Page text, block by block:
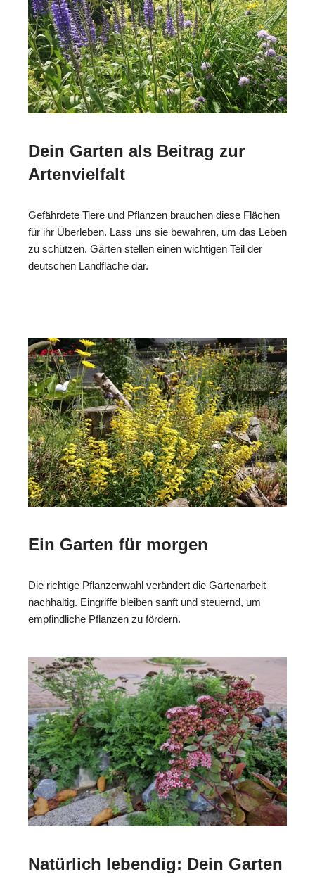
Dein Garten als Beitrag zur
Artenvielfalt
Gefährdete Tiere und Pflanzen brauchen diese Flächen
für ihr Überleben. Lass uns sie bewahren, um das Leben
zu schützen. Gärten stellen einen wichtigen Teil der
deutschen Landfläche dar.
Ein Garten für morgen
Die richtige Pflanzenwahl verändert die Gartenarbeit
nachhaltig. Eingriffe bleiben sanft und steuernd, um
empfindliche Pflanzen zu fördern.
Natürlich lebendig: Dein Garten